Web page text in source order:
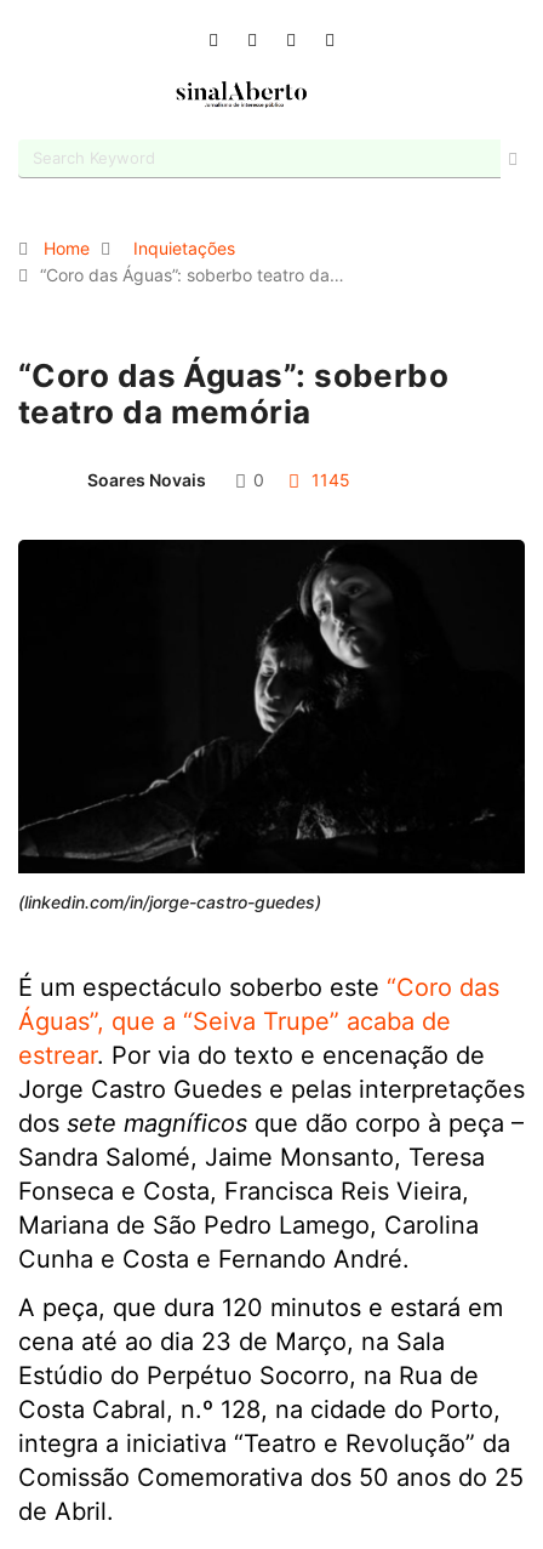
Home
Inquietações
“Coro das Águas”: soberbo teatro da…
“Coro das Águas”: soberbo
teatro da memória
Soares Novais 0 1145
(linkedin.com/in/jorge-castro-guedes)
É um espectáculo soberbo este “Coro das
Águas”, que a “Seiva Trupe” acaba de
estrear. Por via do texto e encenação de
Jorge Castro Guedes e pelas interpretações
dos sete magníficos que dão corpo à peça –
Sandra Salomé, Jaime Monsanto, Teresa
Fonseca e Costa, Francisca Reis Vieira,
Mariana de São Pedro Lamego, Carolina
Cunha e Costa e Fernando André.
A peça, que dura 120 minutos e estará em
cena até ao dia 23 de Março, na Sala
Estúdio do Perpétuo Socorro, na Rua de
Costa Cabral, n.º 128, na cidade do Porto,
integra a iniciativa “Teatro e Revolução” da
Comissão Comemorativa dos 50 anos do 25
de Abril.